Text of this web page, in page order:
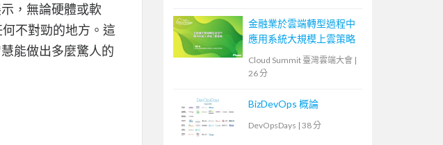
，無論硬體或軟
不對勁的地方。這
能做出多麼驚人的
金融業於雲端轉型過程中
應用系統大規模上雲策略
Cloud Summit 臺灣雲端大會 |
26 分
BizDevOps 概論
DevOpsDays | 38 分